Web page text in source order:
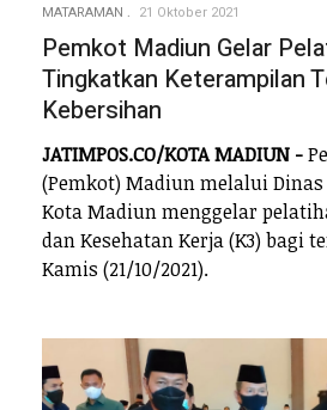
MATARAMAN 21 Oktober 2021
Pemkot Madiun Gelar
Tingkatkan Keterampilan
Kebersihan
JATIMPOS.CO/KOTA MADIUN -
(Pemkot) Madiun melalui
Kota Madiun menggelar
dan Kesehatan Kerja (K3) bagi
Kamis (21/10/2021).